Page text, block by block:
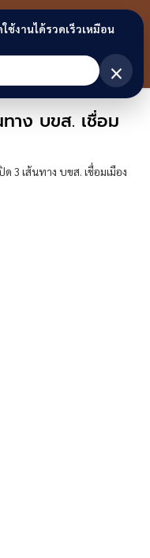
แก่น
งก์
าง บขส. เชื่อม
3 เส้นทาง บขส. เชื่อมเมือง
ช้งานได้รวดเร็วเหมือน
×